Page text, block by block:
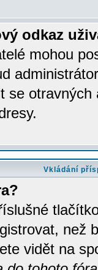
odkaz
mohou
se
Vkládání
než
vidět na